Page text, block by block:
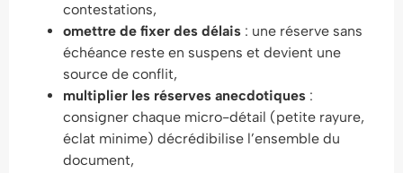
contestations,
omettre de fixer des délais : une réserve sans
échéance reste en suspens et devient une
source de conflit,
multiplier les réserves anecdotiques :
consigner chaque micro-détail (petite rayure,
éclat minime) décrédibilise l’ensemble du
document,